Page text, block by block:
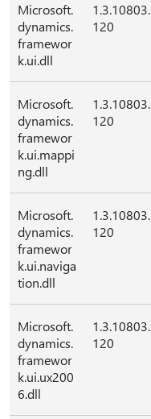
Microsoft.
dynamics.
framewor
k.ui.dll
1.3.10803.
120
Microsoft.
dynamics.
framewor
k.ui.mappi
ng.dll
1.3.10803.
120
Microsoft.
dynamics.
framewor
k.ui.naviga
tion.dll
1.3.10803.
120
Microsoft.
dynamics.
framewor
k.ui.ux200
6.dll
1.3.10803.
120